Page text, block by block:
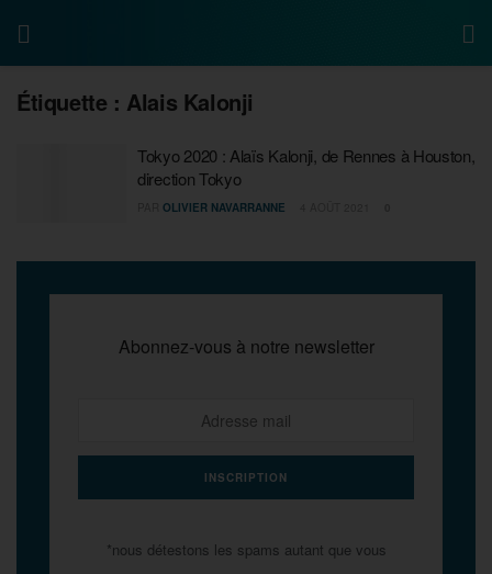
Étiquette : Alais Kalonji
Tokyo 2020 : Alaïs Kalonji, de Rennes à Houston,
direction Tokyo
OLIVIER NAVARRANNE
Abonnez-vous à notre newsletter
*nous détestons les spams autant que vous